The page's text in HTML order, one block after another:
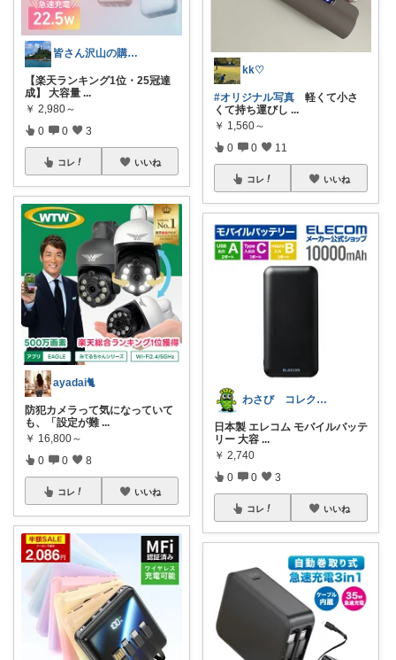
皆さん沢山の購入ありがとうございます😊
【楽天ランキング1位・25冠達
成】 大容量 ...
￥ 2,980～
0 0 3
コレ いいね
ayadai🐈
防犯カメラって気になっていて
も、「設定が難 ...
￥ 16,800～
0 0 8
コレ いいね
kk♡
#オリジナル写真 軽くて小さ
くて持ち運びし ...
￥ 1,560～
0 0 11
コレ いいね
わさび コレクションもご利用ください
日本製 エレコム モバイルバッテ
リー 大容 ...
￥ 2,740
0 0 3
コレ いいね